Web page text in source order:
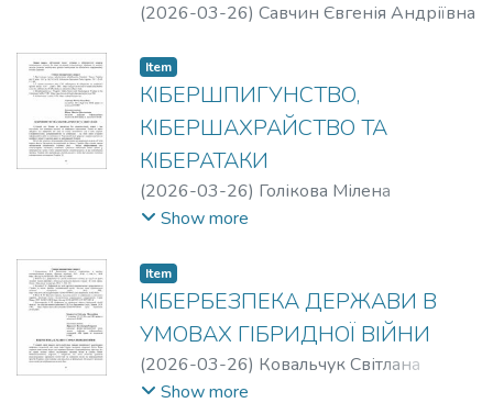
(2026-03-26) Савчин Євгенія Андріївна
Item
КІБЕРШПИГУНСТВО,
КІБЕРШАХРАЙСТВО ТА
КІБЕРАТАКИ
(2026-03-26) Голікова Мілена
Олексіївна
Show more
Item
КІБЕРБЕЗПЕКА ДЕРЖАВИ В
УМОВАХ ГІБРИДНОЇ ВІЙНИ
(2026-03-26) Ковальчук Світлана
Миколаївна
Show more